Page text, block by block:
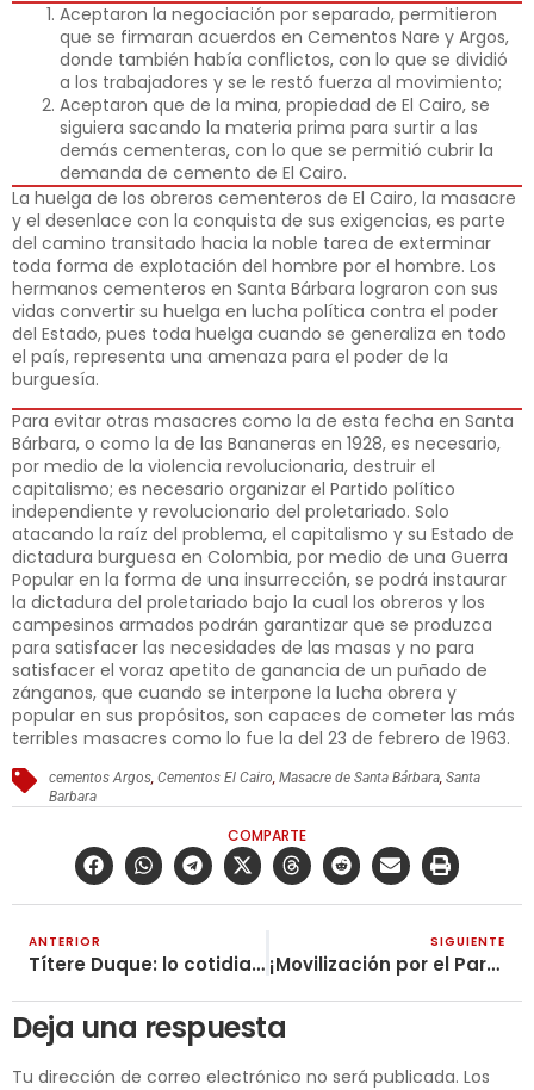
Aceptaron la negociación por separado, permitieron
que se firmaran acuerdos en Cementos Nare y Argos,
donde también había conflictos, con lo que se dividió
a los trabajadores y se le restó fuerza al movimiento;
Aceptaron que de la mina, propiedad de El Cairo, se
siguiera sacando la materia prima para surtir a las
demás cementeras, con lo que se permitió cubrir la
demanda de cemento de El Cairo.
La huelga de los obreros cementeros de El Cairo, la masacre
y el desenlace con la conquista de sus exigencias, es parte
del camino transitado hacia la noble tarea de exterminar
toda forma de explotación del hombre por el hombre. Los
hermanos cementeros en Santa Bárbara lograron con sus
vidas convertir su huelga en lucha política contra el poder
del Estado, pues toda huelga cuando se generaliza en todo
el país, representa una amenaza para el poder de la
burguesía.
Para evitar otras masacres como la de esta fecha en Santa
Bárbara, o como la de las Bananeras en 1928, es necesario,
por medio de la violencia revolucionaria, destruir el
capitalismo; es necesario organizar el Partido político
independiente y revolucionario del proletariado. Solo
atacando la raíz del problema, el capitalismo y su Estado de
dictadura burguesa en Colombia, por medio de una Guerra
Popular en la forma de una insurrección, se podrá instaurar
la dictadura del proletariado bajo la cual los obreros y los
campesinos armados podrán garantizar que se produzca
para satisfacer las necesidades de las masas y no para
satisfacer el voraz apetito de ganancia de un puñado de
zánganos, que cuando se interpone la lucha obrera y
popular en sus propósitos, son capaces de cometer las más
terribles masacres como lo fue la del 23 de febrero de 1963.
cementos Argos ,Cementos El Cairo ,Masacre de Santa Bárbara ,Santa
Barbara
COMPARTE
ANTERIOR
Títere Duque: lo cotidiano, son los abortos clandestinos
SIGUIENTE
¡Movilización por el Paro General Indefinido, no para la farsa electoral burguesa!
Deja una respuesta
Tu dirección de correo electrónico no será publicada. Los